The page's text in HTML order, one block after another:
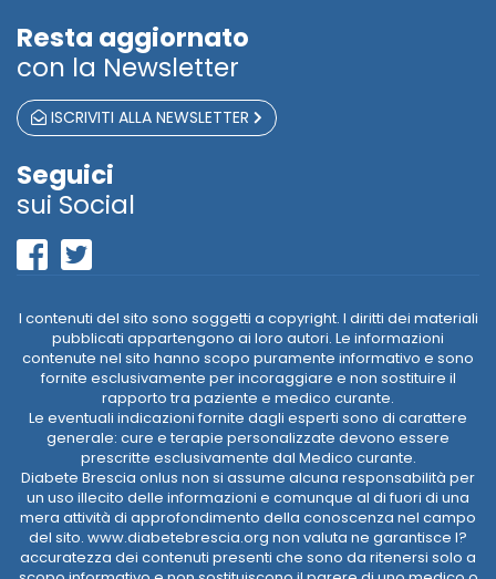
Resta aggiornato
con la Newsletter
ISCRIVITI ALLA NEWSLETTER
Seguici
sui Social
I contenuti del sito sono soggetti a copyright. I diritti dei materiali
pubblicati appartengono ai loro autori. Le informazioni
contenute nel sito hanno scopo puramente informativo e sono
fornite esclusivamente per incoraggiare e non sostituire il
rapporto tra paziente e medico curante.
Le eventuali indicazioni fornite dagli esperti sono di carattere
generale: cure e terapie personalizzate devono essere
prescritte esclusivamente dal Medico curante.
Diabete Brescia onlus non si assume alcuna responsabilità per
un uso illecito delle informazioni e comunque al di fuori di una
mera attività di approfondimento della conoscenza nel campo
del sito. www.diabetebrescia.org non valuta ne garantisce l?
accuratezza dei contenuti presenti che sono da ritenersi solo a